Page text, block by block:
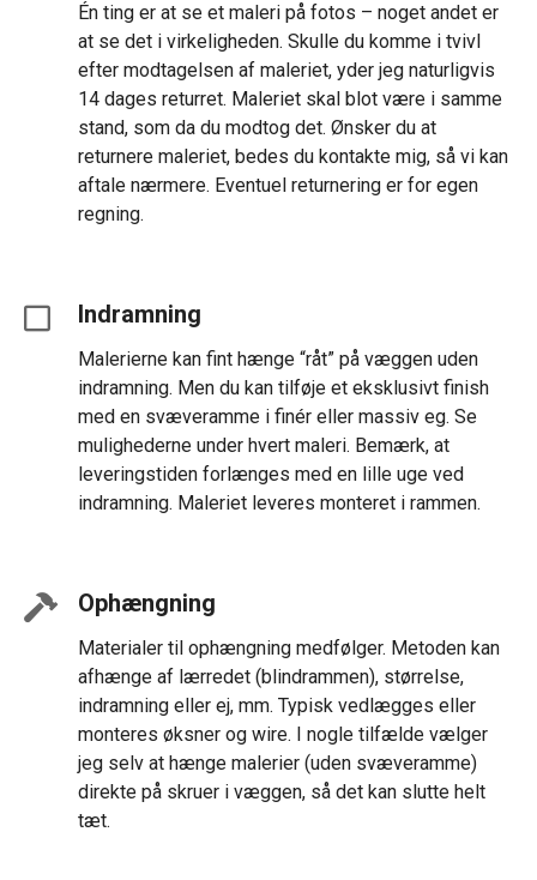
Én ting er at se et maleri på fotos – noget andet er
at se det i virkeligheden. Skulle du komme i tvivl
efter modtagelsen af maleriet, yder jeg naturligvis
14 dages returret. Maleriet skal blot være i samme
stand, som da du modtog det. Ønsker du at
returnere maleriet, bedes du kontakte mig, så vi kan
aftale nærmere. Eventuel returnering er for egen
regning.
Indramning
Malerierne kan fint hænge “råt” på væggen uden
indramning. Men du kan tilføje et eksklusivt finish
med en svæveramme i finér eller massiv eg. Se
mulighederne under hvert maleri. Bemærk, at
leveringstiden forlænges med en lille uge ved
indramning. Maleriet leveres monteret i rammen.
Ophængning
Materialer til ophængning medfølger. Metoden kan
afhænge af lærredet (blindrammen), størrelse,
indramning eller ej, mm. Typisk vedlægges eller
monteres øksner og wire. I nogle tilfælde vælger
jeg selv at hænge malerier (uden svæveramme)
direkte på skruer i væggen, så det kan slutte helt
tæt.